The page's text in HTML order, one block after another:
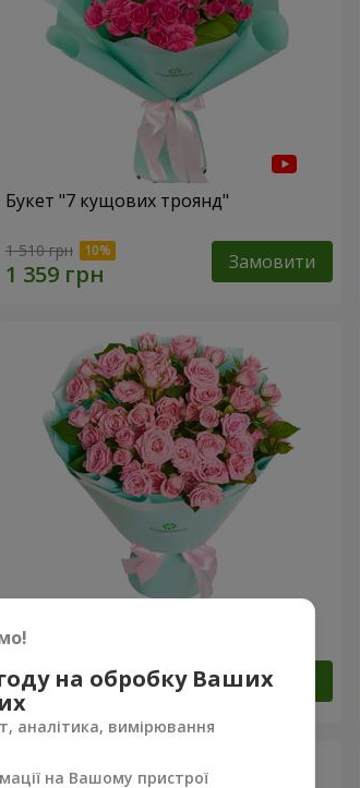
Букет "7 кущових троянд"
1 510 грн Замовити
1 843 грн Замовити
на обробку Ваших
аналітика, вимірювання
на Вашому пристрої